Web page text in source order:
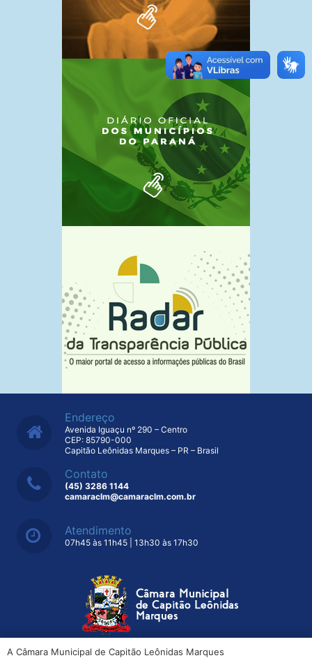
Endereço
Avenida Iguaçu nº 290 – Centro
CEP: 85790-000
Capitão Leônidas Marques – PR – Brasil
Contato
(45) 3286 1144
camaraclm@camaraclm.com.br
Atendimento
07h45 às 11h45 | 13h30 às 17h30
A Câmara Municipal de Capitão Leônidas Marques